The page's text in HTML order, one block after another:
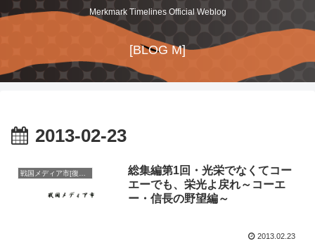
Merkmark Timelines Official Weblog
[BLOG M]
2013-02-23
総集編第1回・光栄でなくてコー
エーでも、栄光よ戻れ～コーエ
ー・信長の野望編～
2013.02.23